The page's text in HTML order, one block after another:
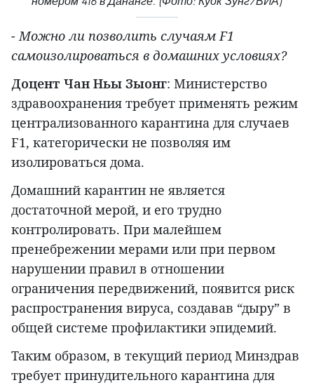
- Можно ли позволить случаям F1
самоизолироваться в домашних условиях?
Доцент Чан Ньы Зыонг: Министерство
здравоохранения требует применять режим
централизованного карантина для случаев
F1, категорически не позволяя им
изолироваться дома.
Домашний карантин не является
достаточной мерой, и его трудно
контролировать. При малейшем
пренебрежении мерами или при первом
нарушении правил в отношении
ограничения передвижений, появится риск
распространения вируса, создавав “дыру” в
общей системе профилактики эпидемий.
Таким образом, в текущий период Минздрав
требует принудительного карантина для